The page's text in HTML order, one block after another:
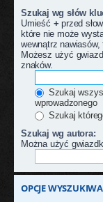
Szukaj wg słów
Umieść + przed
które nie może
wewnątrz nawiasów,
Możesz użyć
znaków.
Szukaj
wprowadzonego
Szukaj
Szukaj wg autora:
Można użyć
OPCJE